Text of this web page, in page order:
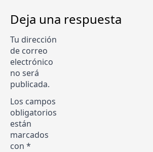
Deja una respuesta
Tu dirección
de correo
electrónico
no será
publicada.
Los campos
obligatorios
están
marcados
con *